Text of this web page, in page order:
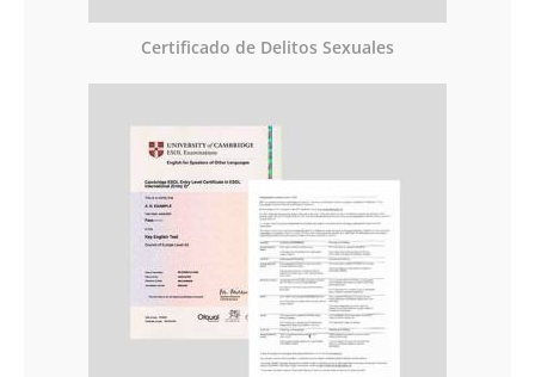
Certificado de Delitos Sexuales